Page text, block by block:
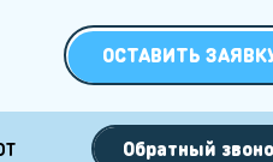
ОСТАВИТЬ
Обратный